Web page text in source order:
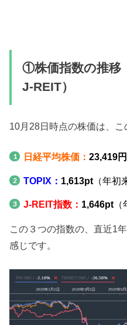
①株価指数の推移
J-REIT）
10月28日時点の株価は、こ
日経平均株価： 23,419円
TOPIX： 1,613pt（年初
J-REIT指数： 1,646pt（
この３つの指数の、直近1
感じです。